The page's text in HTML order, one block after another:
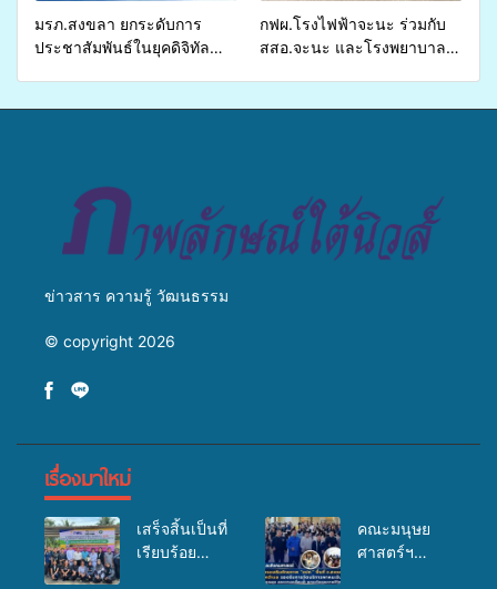
มรภ.สงขลา ยกระดับการ
ประชาสัมพันธ์ในยุคดิจิทัล
กฟผ.โรงไฟฟ้าจะนะ ร่วมกับ
สสอ.จะนะ และโรงพยาบาล
ข่าวสาร ความรู้ วัฒนธรรม
© copyright 2026
เรื่องมาใหม่
เสร็จสิ้นเป็นที่
เรียบร้อย
คณะมนุษย
ศาสตร์ฯ